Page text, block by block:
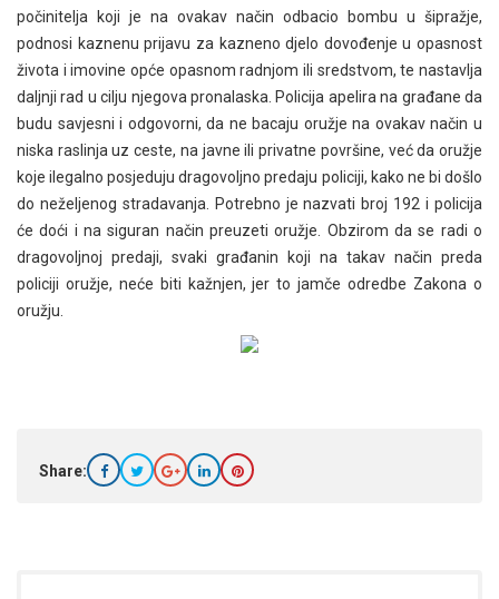
počinitelja koji je na ovakav način odbacio bombu u šipražje,
podnosi kaznenu prijavu za kazneno djelo dovođenje u opasnost
života i imovine opće opasnom radnjom ili sredstvom, te nastavlja
daljnji rad u cilju njegova pronalaska. Policija apelira na građane da
budu savjesni i odgovorni, da ne bacaju oružje na ovakav način u
niska raslinja uz ceste, na javne ili privatne površine, već da oružje
koje ilegalno posjeduju dragovoljno predaju policiji, kako ne bi došlo
do neželjenog stradavanja. Potrebno je nazvati broj 192 i policija
će doći i na siguran način preuzeti oružje. Obzirom da se radi o
dragovoljnoj predaji, svaki građanin koji na takav način preda
policiji oružje, neće biti kažnjen, jer to jamče odredbe Zakona o
oružju.
Share: